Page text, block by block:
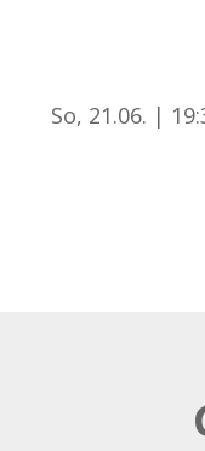
So, 21.06. |